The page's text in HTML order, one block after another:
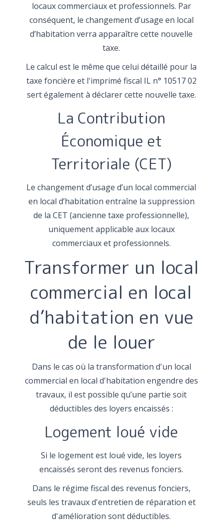
locaux commerciaux et professionnels. Par
conséquent, le changement d’usage en local
d’habitation verra apparaître cette nouvelle
taxe.
Le calcul est le même que celui détaillé pour la
taxe foncière et l'imprimé fiscal IL n° 10517 02
sert également à déclarer cette nouvelle taxe.
La Contribution
Économique et
Territoriale (CET)
Le changement d’usage d’un local commercial
en local d’habitation entraîne la suppression
de la CET (ancienne taxe professionnelle),
uniquement applicable aux locaux
commerciaux et professionnels.
Transformer un local
commercial en local
d’habitation en vue
de le louer
Dans le cas où la transformation d'un local
commercial en local d'habitation engendre des
travaux, il est possible qu’une partie soit
déductibles des loyers encaissés :
Logement loué vide
Si le logement est loué vide, les loyers
encaissés seront des revenus fonciers.
Dans le régime fiscal des revenus fonciers,
seuls les travaux d'entretien de réparation et
d'amélioration sont déductibles.